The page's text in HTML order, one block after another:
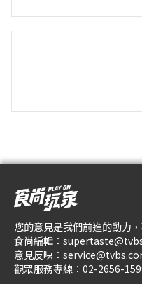
您的意見是我們前進的動力
食尚編輯：
意見反映：
觀眾服務專線： 02-2656-